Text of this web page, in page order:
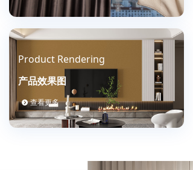
뀹 查看更多
Product Rendering
产品效果图